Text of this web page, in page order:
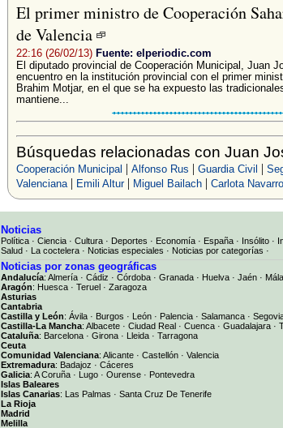
El primer ministro de Cooperación
de Valencia
22:16 (26/02/13) Fuente: elperiodic.com
El diputado provincial de Cooperación Municipal, Juan
encuentro en la institución provincial con el primer
Brahim Motjar, en el que se ha expuesto las
mantiene...
Búsquedas relacionadas con Juan
Cooperación Municipal | Alfonso Rus | Guardia Civil |
Valenciana| Emili Altur| Miguel Bailach| Carlota Navarro
Noticias
Política · Ciencia · Cultura · Deportes · Economía · España · Insólito ·
Salud · La coctelera · Noticias especiales · Noticias por categorías ·
Noticias por zonas geográficas
Andalucía: Almería · Cádiz · Córdoba · Granada · Huelva · Jaén ·
Aragón: Huesca · Teruel · Zaragoza
Asturias
Cantabria
Castilla y León: Ávila · Burgos · León · Palencia · Salamanca ·
Castilla-La Mancha: Albacete · Ciudad Real · Cuenca · Guadalajara ·
Cataluña: Barcelona · Girona · Lleida · Tarragona
Ceuta
Comunidad Valenciana: Alicante · Castellón · Valencia
Extremadura: Badajoz · Cáceres
Galicia: A Coruña · Lugo · Ourense · Pontevedra
Islas Baleares
Islas Canarias: Las Palmas · Santa Cruz De Tenerife
La Rioja
Madrid
Melilla